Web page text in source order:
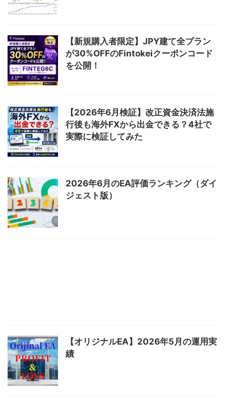
【新規購入者限定】JPY建て全プラン
が30%OFFのFintokeiクーポンコード
を公開！
【2026年6月検証】改正資金決済法施
行後も海外FXから出金できる？4社で
実際に検証してみた
2026年6月のEA評価ランキング（ダイ
ジェスト版）
【オリジナルEA】2026年5月の運用実
績